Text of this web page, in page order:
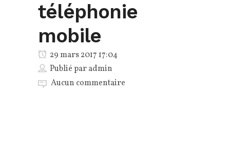
téléphonie
mobile
29 mars 2017 17:04
Publié paradmin
Aucun commentaire